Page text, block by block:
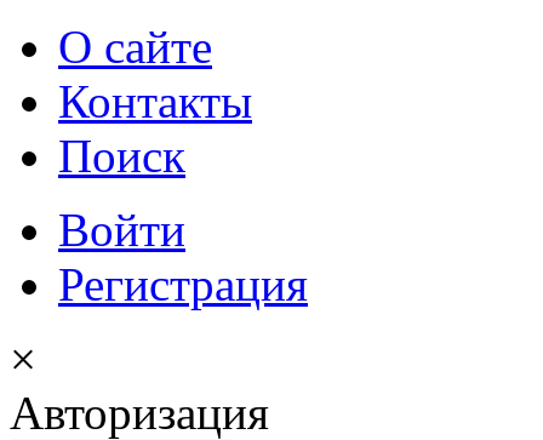
О сайте
Контакты
Поиск
Войти
Регистрация
×
Авторизация